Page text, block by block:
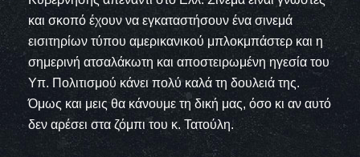
και σκοπό έχουν να εγκαταστήσουν ένα σινεμά
εισιτηρίων τύπου αμερικανικού μπλοκμπάστερ και η
σημερινή ατσαλάκωτη και αποστειρωμένη ηγεσία του
Υπ. Πολιτισμού κάνει πολύ καλά τη δουλειά της.
Όμως και μεις θα κάνουμε τη δική μας, όσο κι αν αυτό
δεν αρέσει στα ζόμπι του κ. Τατούλη.